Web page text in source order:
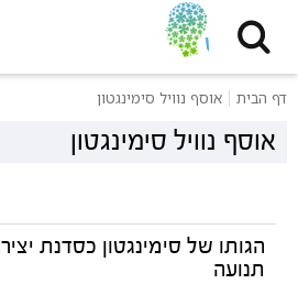
דף הבית אוסף נוויל סימינגטון
אוסף נוויל סימינגטון
הגותו של סימינגטון כסדנת
תנועה